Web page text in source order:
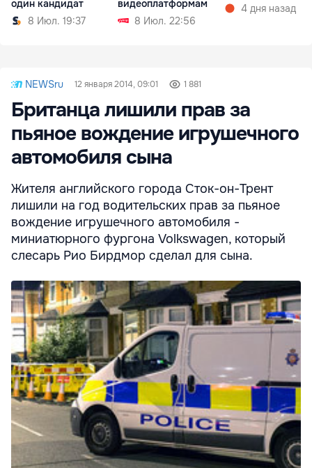
один кандидат
8 Июл. 19:37
видеоплатформам
8 Июл. 22:56
4 дня назад
NEWSru 12 января 2014, 09:01 1 881
Британца лишили прав за
пьяное вождение игрушечного
автомобиля сына
Жителя английского города Сток-он-Трент
лишили на год водительских прав за пьяное
вождение игрушечного автомобиля -
миниатюрного фургона Volkswagen, который
слесарь Рио Бирдмор сделал для сына.